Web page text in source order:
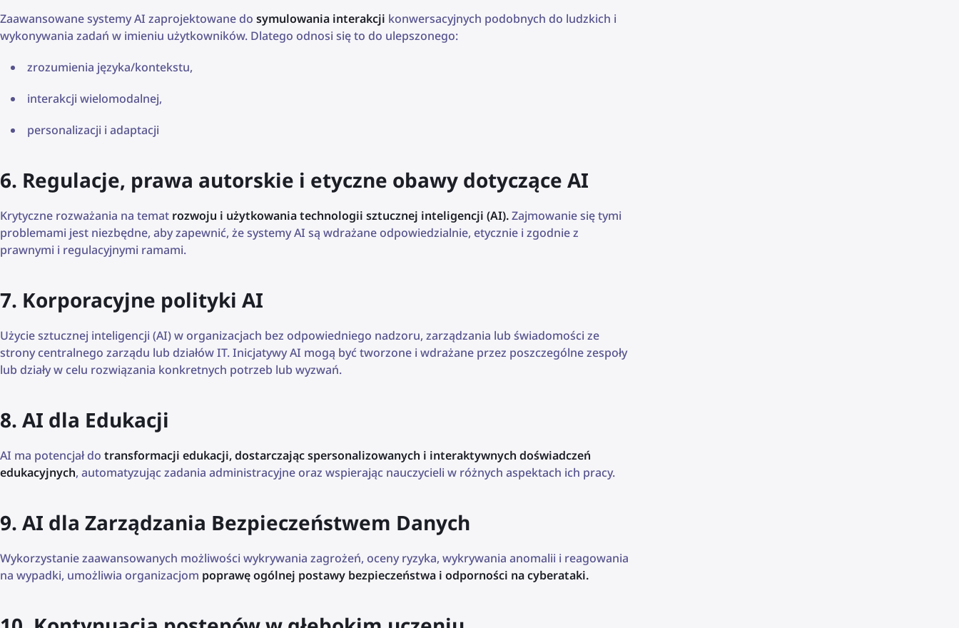
Zaawansowane systemy AI zaprojektowane do symulowania interakcji konwersacyjnych podobnych do ludzkich i
wykonywania zadań w imieniu użytkowników. Dlatego odnosi się to do ulepszonego:
zrozumienia języka/kontekstu,
interakcji wielomodalnej,
personalizacji i adaptacji
6. Regulacje, prawa autorskie i etyczne obawy dotyczące AI
Krytyczne rozważania na temat rozwoju i użytkowania technologii sztucznej inteligencji (AI).Zajmowanie się tymi
problemami jest niezbędne, aby zapewnić, że systemy AI są wdrażane odpowiedzialnie, etycznie i zgodnie z
prawnymi i regulacyjnymi ramami.
7. Korporacyjne polityki AI
Użycie sztucznej inteligencji (AI) w organizacjach bez odpowiedniego nadzoru, zarządzania lub świadomości ze
strony centralnego zarządu lub działów IT. Inicjatywy AI mogą być tworzone i wdrażane przez poszczególne zespoły
lub działy w celu rozwiązania konkretnych potrzeb lub wyzwań.
8. AI dla Edukacji
AI ma potencjał do transformacji edukacji, dostarczając spersonalizowanych i interaktywnych doświadczeń
edukacyjnych, automatyzując zadania administracyjne oraz wspierając nauczycieli w różnych aspektach ich pracy.
9. AI dla Zarządzania Bezpieczeństwem Danych
Wykorzystanie zaawansowanych możliwości wykrywania zagrożeń, oceny ryzyka, wykrywania anomalii i reagowania
na wypadki, umożliwia organizacjom poprawę ogólnej postawy bezpieczeństwa i odporności na cyberataki.